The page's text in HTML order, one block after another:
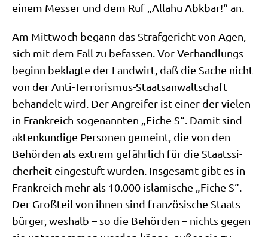
einem Mes­ser und dem Ruf „Alla­hu Abk­bar!“ an.
Am Mitt­woch begann das Straf­ge­richt von Agen,
sich mit dem Fall zu befas­sen. Vor Ver­hand­lungs­
be­ginn beklag­te der Land­wirt, daß die Sache nicht
von der Anti-Ter­ro­ris­mus-Staats­an­walt­schaft
behan­delt wird. Der Angrei­fer ist einer der vie­len
in Frank­reich soge­nann­ten „Fiche S“. Damit sind
akten­kun­di­ge Per­so­nen gemeint, die von den
Behör­den als extrem gefähr­lich für die Staats­si­
cher­heit ein­ge­stuft wur­den. Ins­ge­samt gibt es in
Frank­reich mehr als 10.000 isla­mi­sche „Fiche S“.
Der Groß­teil von ihnen sind fran­zö­si­sche Staats­
bür­ger, wes­halb – so die Behör­den – nichts gegen